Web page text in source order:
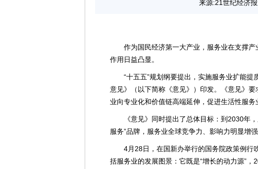
来源:21世纪经济
作为国民经济第一大产业，服务业在支撑
作用日益凸显。
“十五五”规划纲要提出，实施服务业扩能
意见》（以下简称《意见》）印发。《意见》
业向专业化和价值链高端延伸，促进生活性服务
《意见》同时提出了总体目标：到2030年
服务”品牌，服务业全球竞争力、影响力明显增
4月28日，在国新办举行的国务院政策例行
括服务业的发展图景：它既是“增长的动力源”